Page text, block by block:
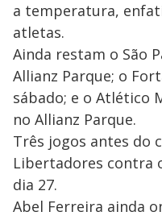
a temperatura,
atletas.
Ainda restam o São
Allianz Parque; o
sábado; e o Atlético
no Allianz Parque.
Três jogos antes do
Libertadores contra
dia 27.
Abel Ferreira ainda